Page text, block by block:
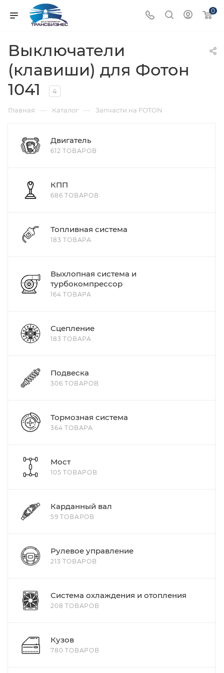
0
Выключатели
(клавиши) для Фотон
1041
4
Главная — Каталог — Запчасти на FOTON
Двигатель
612 ТОВАРОВ
КПП
686 ТОВАРОВ
Топливная система
183 ТОВАРА
Выхлопная система и
турбокомпрессор
164 ТОВАРА
Сцепление
183 ТОВАРА
Подвеска
306 ТОВАРОВ
Тормозная система
364 ТОВАРА
Мост
105 ТОВАРОВ
Карданный вал
59 ТОВАРОВ
Рулевое управление
213 ТОВАРОВ
Система охлаждения и отопления
208 ТОВАРОВ
Кузов
780 ТОВАРОВ